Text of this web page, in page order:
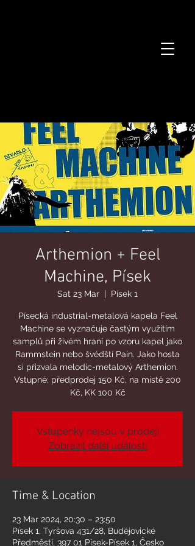
Arthemion + Feel
Machine, Písek
Sat 23 Mar
  |
Písek 1
Písecká industrial-metalová kapela Feel
Machine se vyznačuje častým využitím
samplů při živém hraní po vzoru kapel jako
Rammstein nebo švédští Pain. Jako hosta
si přizvala melodic-metalový Arthemion.
Vstupné: předprodej 150 Kč, na místě 200
Kč, KK 100 Kč
Vstupenky nejsou v prodeji
Zobrazit další události
Time & Location
23 Mar 2024, 20:30 – 23:50
Písek 1, Tyršova 431/28, Budějovické
Předměstí, 397 01 Písek-Písek 1, Česko